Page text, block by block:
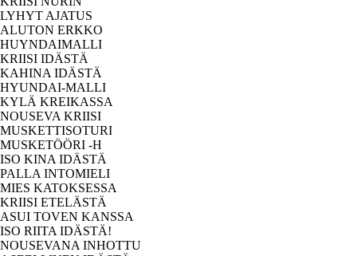
LYHYT AJATUS
ALUTON ERKKO
HUYNDAIMALLI
KRIISI IDÄSTÄ
KAHINA IDÄSTÄ
HYUNDAI-MALLI
KYLÄ KREIKASSA
NOUSEVA KRIISI
MUSKETTISOTURI
MUSKETÖÖRI -H
ISO KINA IDÄSTÄ
PALLA INTOMIELI
MIES KATOKSESSA
KRIISI ETELÄSTÄ
ASUI TOVEN KANSSA
ISO RIITA IDÄSTÄ!
NOUSEVANA INHOTTU